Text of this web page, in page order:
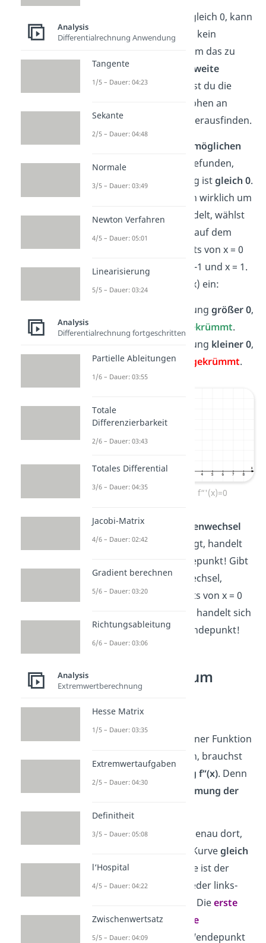
Ist die dritte Ableitung gleich 0, kann
es sein, dass überhaupt kein
Wendepunkt vorliegt. Um das zu
testen, benutzt du die
zweite
Ableitung. Mit ihr kannst du die
Krümmung deines Graphen an
verschiedenen Stellen herausfinden.
möglichen
Wendepunkt
bei x = 0 gefunden,
doch die dritte Ableitung istgleich 0.
Um zu testen, ob es sich wirklich um
einen Wendepunkt handelt, wählst
du zwei Stellen aus, die auf dem
Graphen links und rechts von x = 0
liegen. Zum Beispiel x = -1 und x = 1.
Die setzt du dann in f“(x) ein:
Ist die zweite Ableitung größer 0,
ist die Kurvelinksgekrümmt.
Ist die zweite Ableitung kleiner 0,
ist die Kurverechtsgekrümmt.
Wendepunkt testen: f“'(x)=0
Wenn also ein
Vorzeichenwechsel
an der Stelle x = 0 vorliegt, handelt
es sich um einen Wendepunkt! Gibt
es keinen Vorzeichenwechsel,
herrscht links und rechts von x = 0
dieselbe Krümmung. Es handelt sich
also nicht um einen Wendepunkt!
Bedingungen zum
Wendepunkt
berechnen
Um den Wendepunkt einer Funktion
f ausrechnen zu können, brauchst
zweite Ableitung f“(x). Denn
Krümmung der
Der Wendepunkt liegt genau dort,
der Kurvegleich
0ist. An der Wendestelle ist der
Funktionsgraph also weder links-
noch rechts gekrümmt. Dieerste
Bedingung (notwendige
Bedingung)für einen Wendepunkt
Analysis
Differentialrechnung Anwendung
Tangente
1/5 – Dauer: 04:23
Sekante
2/5 – Dauer: 04:48
Normale
3/5 – Dauer: 03:49
Newton Verfahren
4/5 – Dauer: 05:01
Linearisierung
5/5 – Dauer: 03:24
Analysis
Differentialrechnung fortgeschritten
Partielle Ableitungen
1/6 – Dauer: 03:55
Totale
Differenzierbarkeit
2/6 – Dauer: 03:43
Totales Differential
3/6 – Dauer: 04:35
Jacobi-Matrix
4/6 – Dauer: 02:42
Gradient berechnen
5/6 – Dauer: 03:20
Richtungsableitung
6/6 – Dauer: 03:06
Analysis
Extremwertberechnung
Hesse Matrix
1/5 – Dauer: 03:35
Extremwertaufgaben
2/5 – Dauer: 04:30
Definitheit
3/5 – Dauer: 05:08
l‘Hospital
4/5 – Dauer: 04:22
Zwischenwertsatz
5/5 – Dauer: 04:09